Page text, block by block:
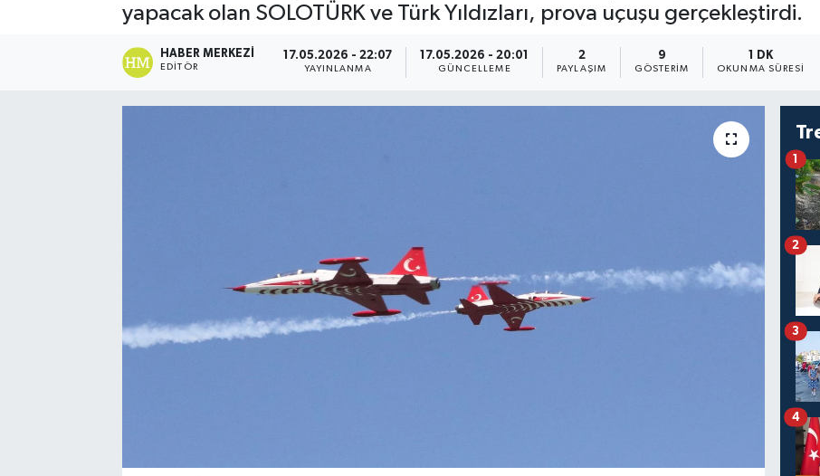
yapacak olan SOLOTÜRK ve Türk Yıldızları, prova uçuşu gerçekleştirdi.
HABER MERKEZI
EDITÖR
17.05.2026 - 22:07
YAYINLANMA
17.05.2026 - 20:01
GÜNCELLEME
2
PAYLAŞIM
9
GÖSTERIM
1 DK
OKUNMA SÜRESI
1
2
3
4